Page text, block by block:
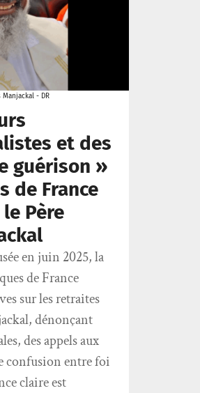
Manjackal - DR
et des
guérison »
de France
Père
en juin 2025, la
de France
sur les retraites
dénonçant
des appels aux
confusion entre foi
claire est